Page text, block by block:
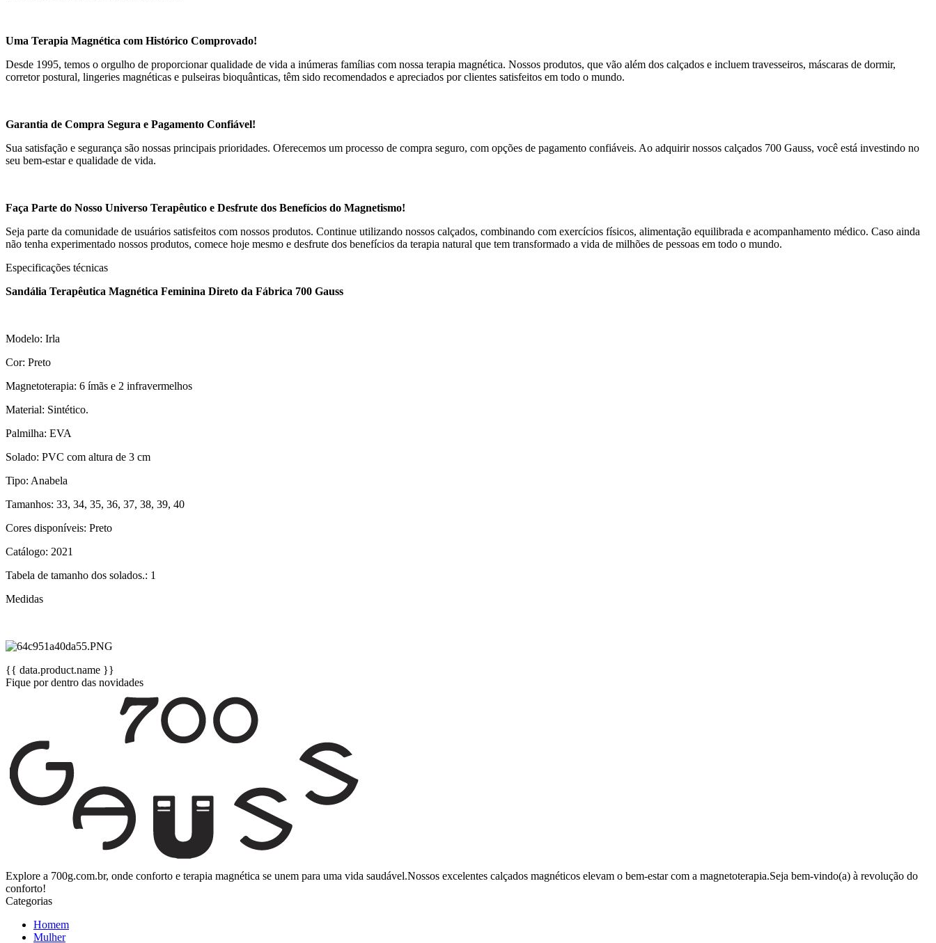
Uma Terapia Magnética com Histórico Comprovado!
Desde 1995, temos o orgulho de proporcionar qualidade de vida a inúmeras famílias com nossa terapia magnética. Nossos produtos, que vão além dos calçados e incluem travesseiros, máscaras de dormir,
corretor postural, lingeries magnéticas e pulseiras bioquânticas, têm sido recomendados e apreciados por clientes satisfeitos em todo o mundo.
Garantia de Compra Segura e Pagamento Confiável!
Sua satisfação e segurança são nossas principais prioridades. Oferecemos um processo de compra seguro, com opções de pagamento confiáveis. Ao adquirir nossos calçados 700 Gauss, você está investindo no
seu bem-estar e qualidade de vida.
Faça Parte do Nosso Universo Terapêutico e Desfrute dos Benefícios do Magnetismo!
Seja parte da comunidade de usuários satisfeitos com nossos produtos. Continue utilizando nossos calçados, combinando com exercícios físicos, alimentação equilibrada e acompanhamento médico. Caso ainda
não tenha experimentado nossos produtos, comece hoje mesmo e desfrute dos benefícios da terapia natural que tem transformado a vida de milhões de pessoas em todo o mundo.
Especificações técnicas
Sandália Terapêutica Magnética Feminina Direto da Fábrica 700 Gauss
Modelo: Irla
Cor: Preto
Magnetoterapia: 6 ímãs e 2 infravermelhos
Material: Sintético.
Palmilha: EVA
Solado: PVC com altura de 3 cm
Tipo: Anabela
Tamanhos: 33, 34, 35, 36, 37, 38, 39, 40
Cores disponíveis: Preto
Catálogo: 2021
Tabela de tamanho dos solados.: 1
Medidas
{{ data.product.name }}
Fique por dentro das novidades
Explore a 700g.com.br, onde conforto e terapia magnética se unem para uma vida saudável.Nossos excelentes calçados magnéticos elevam o bem-estar com a magnetoterapia.Seja bem-vindo(a) à revolução do
conforto!
Categorias
Homem
Mulher